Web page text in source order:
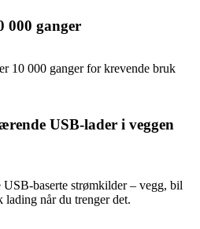
000 ganger
10 000 ganger for krevende bruk
USB-lader i veggen
baserte strømkilder – vegg, bil
lading når du trenger det.